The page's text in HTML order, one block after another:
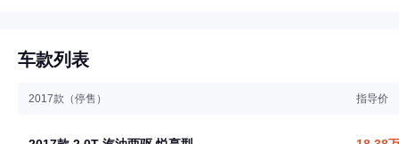
车款列表
2017款（停售） 指导价